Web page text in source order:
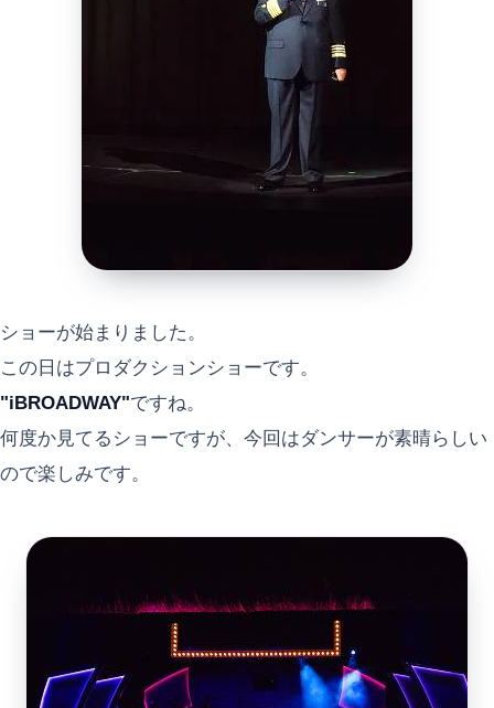
ショーが始まりました。
この日はプロダクションショーです。
"iBROADWAY"ですね。
何度か見てるショーですが、今回はダンサーが素晴らしい
ので楽しみです。